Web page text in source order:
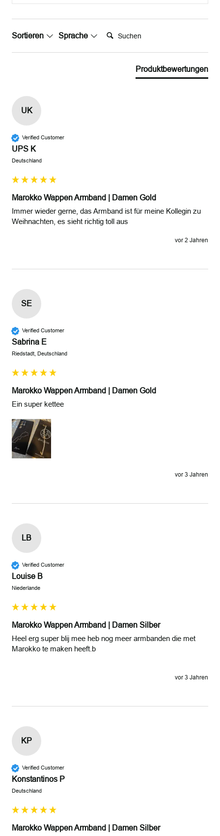
Sortieren Sprache Suchen:
Produktbewertungen
UK
Verified Customer
UPS K
Deutschland
Marokko Wappen Armband | Damen Gold
Immer wieder gerne, das Armband ist für meine Kollegin zu
Weihnachten, es sieht richtig toll aus
vor 2 Jahren
SE
Verified Customer
Sabrina E
Riedstadt, Deutschland
Marokko Wappen Armband | Damen Gold
Ein super kettee
vor 3 Jahren
LB
Verified Customer
Louise B
Niederlande
Marokko Wappen Armband | Damen Silber
Heel erg super blij mee heb nog meer armbanden die met
Marokko te maken heeft.b
vor 3 Jahren
KP
Verified Customer
Konstantinos P
Deutschland
Marokko Wappen Armband | Damen Silber